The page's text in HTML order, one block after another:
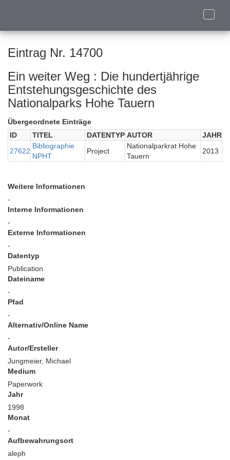
Toggle
Eintrag Nr. 14700
Ein weiter Weg : Die hundertjährige
Entstehungsgeschichte des
Nationalparks Hohe Tauern
Übergeordnete Einträge
ID
TITEL DATENTYP AUTOR
JAHR
27622
Bibliographie
NPHT
Project
Nationalparkrat Hohe
Tauern
2013
Weitere Informationen
-
Interne Informationen
-
Externe Informationen
-
Datentyp
Publication
Dateiname
-
Pfad
-
Alternativ/Online Name
-
Autor/Ersteller
Jungmeier, Michael
Medium
Paperwork
Jahr
1998
Monat
-
Aufbewahrungsort
aleph